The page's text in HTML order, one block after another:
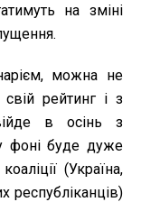
на зміні
можна не
рейтинг і з
в осінь з
фоні буде дуже
(Україна,
республіканців)